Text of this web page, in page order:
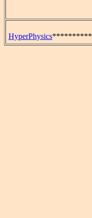
HyperPhysics**********